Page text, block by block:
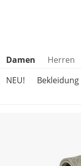
Produktkategorien
Damen Herren
NEU!
Bekleidung